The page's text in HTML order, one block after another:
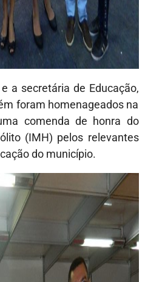
a secretária de Educação,
foram homenageados na
comenda de honra do
(IMH) pelos relevantes
do município.